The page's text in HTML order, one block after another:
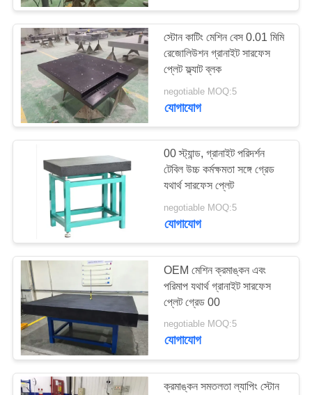
উদ্ধৃতির
জন্য
আবেদন
সাইট
ম্যাপ
PRIVACY
POLICY
আয়রন বিছানা প্লেটগুলি
কাস্ট করুন
ইস্পাত টি স্লট প্লেট
35
স্টোন কাটিং মেশিন বেস 0.01 মিমি
রেজোলিউশন গ্রানাইট সারফেস
প্লেট ফ্ল্যাট ব্লক
negotiable MOQ:5
যোগাযোগ
00 স্ট্যান্ড, গ্রানাইট পরিদর্শন
টেবিল উচ্চ কর্মক্ষমতা সঙ্গে গ্রেড
যথার্থ সারফেস প্লেট
negotiable MOQ:5
যোগাযোগ
OEM মেশিন ক্রমাঙ্কন এবং
পরিমাপ যথার্থ গ্রানাইট সারফেস
প্লেট গ্রেড 00
negotiable MOQ:5
যোগাযোগ
ক্রমাঙ্কন সমতলতা ল্যাপিং স্টোন